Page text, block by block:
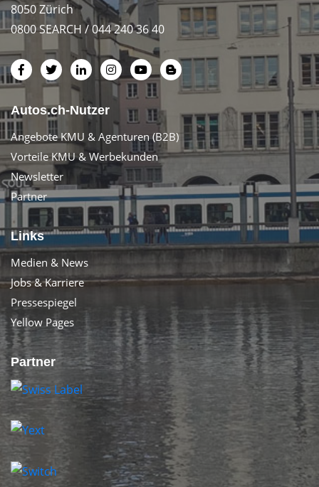
8050 Zürich
0800 SEARCH / 044 240 36 40
Autos.ch-Nutzer
Angebote KMU & Agenturen (B2B)
Vorteile KMU & Werbekunden
Newsletter
Partner
Links
Medien & News
Jobs & Karriere
Pressespiegel
Yellow Pages
Partner